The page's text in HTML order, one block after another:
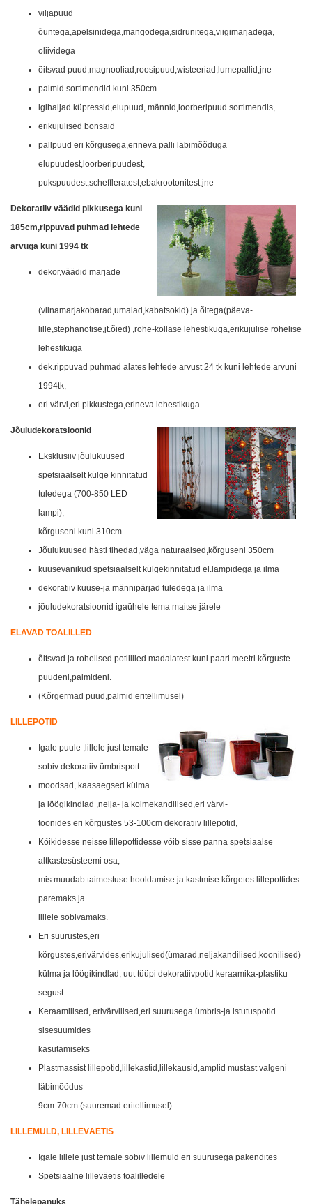
viljapuud
õuntega,apelsinidega,mangodega,sidrunitega,viigimarjadega,
oliividega
õitsvad puud,magnooliad,roosipuud,wisteeriad,lumepallid,jne
palmid sortimendid kuni 350cm
igihaljad küpressid,elupuud, männid,loorberipuud sortimendis,
erikujulised bonsaid
pallpuud eri kõrgusega,erineva palli läbimõõduga
elupuudest,loorberipuudest,
pukspuudest,scheffleratest,ebakrootonitest,jne
Dekoratiiv väädid pikkusega kuni
185cm,rippuvad puhmad lehtede
arvuga kuni 1994 tk
dekor,väädid marjade
(viinamarjakobarad,umalad,kabatsokid) ja õitega(päeva-
lille,stephanotise,jt.õied) ,rohe-kollase lehestikuga,erikujulise rohelise
lehestikuga
dek.rippuvad puhmad alates lehtede arvust 24 tk kuni lehtede arvuni
1994tk,
eri värvi,eri pikkustega,erineva lehestikuga
Jõuludekoratsioonid
Eksklusiiv jõulukuused
spetsiaalselt külge kinnitatud
tuledega (700-850 LED
lampi),
kõrguseni kuni 310cm
Jõulukuused hästi tihedad,väga naturaalsed,kõrguseni 350cm
kuusevanikud spetsiaalselt külgekinnitatud el.lampidega ja ilma
dekoratiiv kuuse-ja männipärjad tuledega ja ilma
jõuludekoratsioonid igaühele tema maitse järele
ELAVAD TOALILLED
õitsvad ja rohelised potililled madalatest kuni paari meetri kõrguste
puudeni,palmideni.
(Kõrgermad puud,palmid eritellimusel)
LILLEPOTID
Igale puule ,lillele just temale
sobiv dekoratiiv ümbrispott
moodsad, kaasaegsed külma
ja löögikindlad ,nelja- ja kolmekandilised,eri värvi-
toonides eri kõrgustes 53-100cm dekoratiiv lillepotid,
Kõikidesse neisse lillepottidesse võib sisse panna spetsiaalse
altkastesüsteemi osa,
mis muudab taimestuse hooldamise ja kastmise kõrgetes lillepottides
paremaks ja
lillele sobivamaks.
Eri suurustes,eri
kõrgustes,erivärvides,erikujulised(ümarad,neljakandilised,koonilised)
külma ja löögikindlad, uut tüüpi dekoratiivpotid keraamika-plastiku
segust
Keraamilised, erivärvilised,eri suurusega ümbris-ja istutuspotid
sisesuumides
kasutamiseks
Plastmassist lillepotid,lillekastid,lillekausid,amplid mustast valgeni
läbimõõdus
9cm-70cm (suuremad eritellimusel)
LILLEMULD, LILLEVÄETIS
Igale lillele just temale sobiv lillemuld eri suurusega pakendites
Spetsiaalne lilleväetis toalilledele
Tähelepanuks